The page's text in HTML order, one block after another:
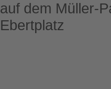
auf dem Müller-
Ebertplatz